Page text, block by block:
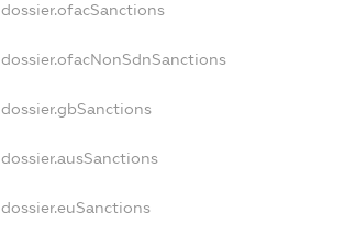
dossier.ofacSanctions
dossier.ofacNonSdnSanctions
dossier.gbSanctions
dossier.ausSanctions
dossier.euSanctions